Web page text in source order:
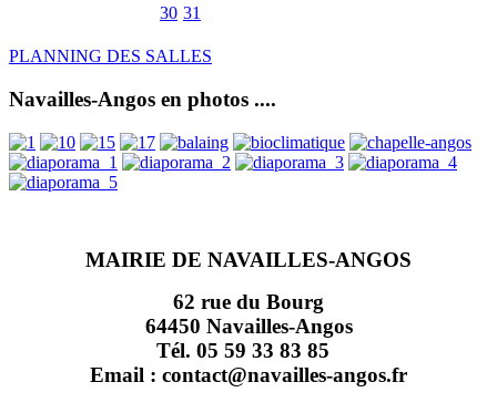
30 31
PLANNING DES SALLES
Navailles-Angos en photos ....
MAIRIE DE NAVAILLES-ANGOS
62 rue du Bourg
64450 Navailles-Angos
Tél. 05 59 33 83 85
Email : contact@navailles-angos.fr